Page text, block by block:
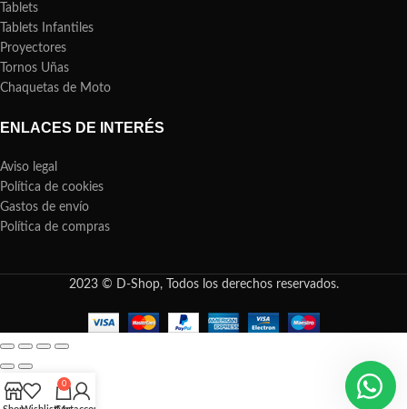
Tablets
Tablets Infantiles
Proyectores
Tornos Uñas
Chaquetas de Moto
ENLACES DE INTERÉS
Aviso legal
Política de cookies
Gastos de envío
Política de compras
2023 © D-Shop, Todos los derechos reservados.
0